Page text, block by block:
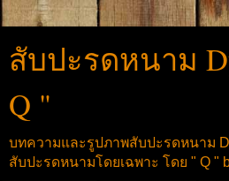
สับปะรดหนาม
Q "
บทความและรูปภาพสับปะรดหนาม
สับปะรดหนามโดยเฉพาะ โดย " Q "